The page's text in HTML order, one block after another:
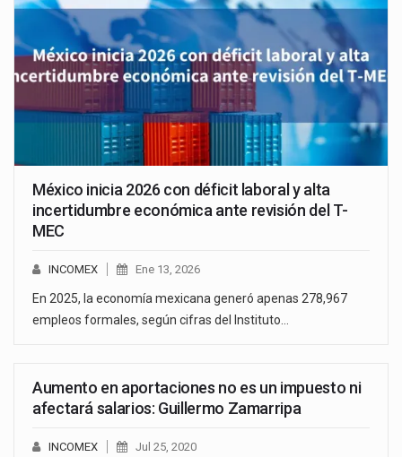
México inicia 2026 con déficit laboral y alta
incertidumbre económica ante revisión del T-
MEC
INCOMEX Ene 13, 2026
En 2025, la economía mexicana generó apenas 278,967
empleos formales, según cifras del Instituto…
Aumento en aportaciones no es un impuesto ni
afectará salarios: Guillermo Zamarripa
INCOMEX Jul 25, 2020